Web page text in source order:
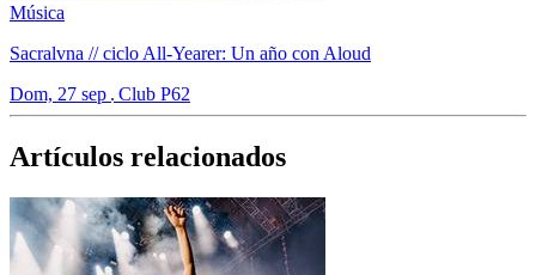
Música
Sacralvna // ciclo All-Yearer: Un año con Aloud
Dom, 27 sep Club P62
Artículos relacionados